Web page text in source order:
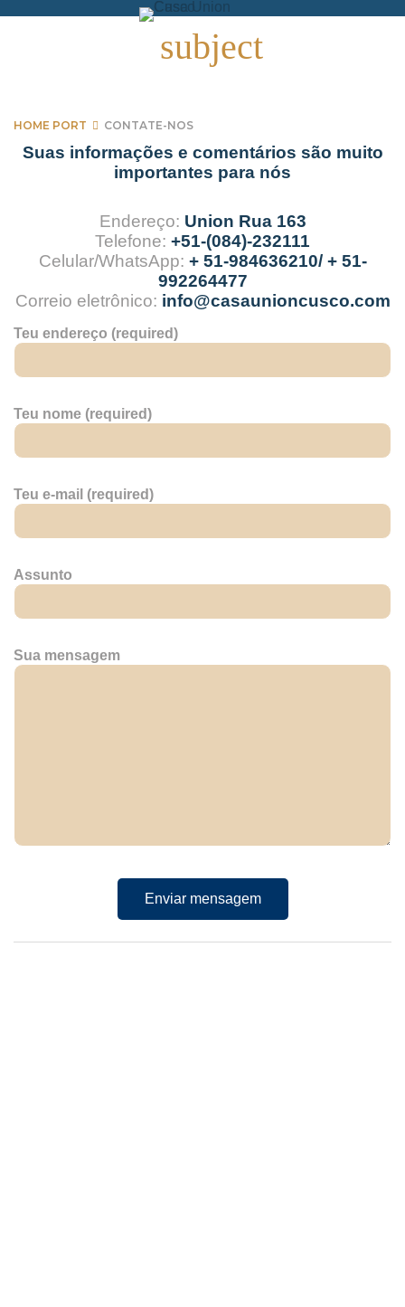
subject
HOME PORT CONTATE-NOS
Contate-
Suas informações e comentários são muito
importantes para nós
Endereço: Union Rua 163
Telefone: +51-(084)-232111
Celular/WhatsApp: + 51-984636210/ + 51-
992264477
Correio eletrônico: info@casaunioncusco.com
Teu endereço (required)
Teu nome (required)
Teu e-mail (required)
Assunto
Sua mensagem